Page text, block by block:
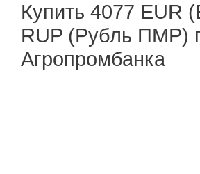
Купить 4077 EUR
RUP (Рубль ПМР)
Агропромбанка